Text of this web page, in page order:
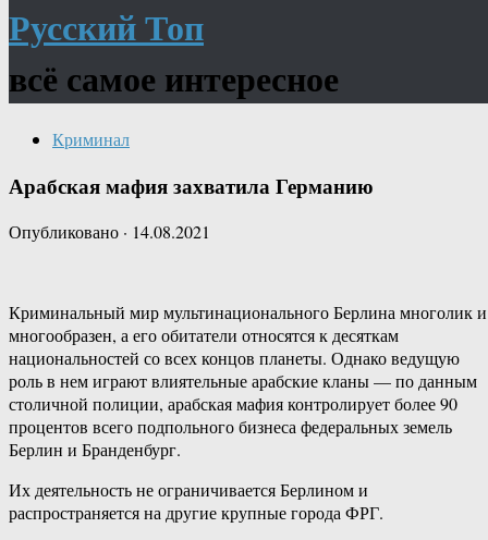
Русский Топ
всё самое интересное
Криминал
Арабская мафия захватила Германию
Опубликовано · 14.08.2021
Криминальный мир мультинационального Берлина многолик и
многообразен, а его обитатели относятся к десяткам
национальностей со всех концов планеты. Однако ведущую
роль в нем играют влиятельные арабские кланы — по данным
столичной полиции, арабская мафия контролирует более 90
процентов всего подпольного бизнеса федеральных земель
Берлин и Бранденбург.
Их деятельность не ограничивается Берлином и
распространяется на другие крупные города ФРГ.